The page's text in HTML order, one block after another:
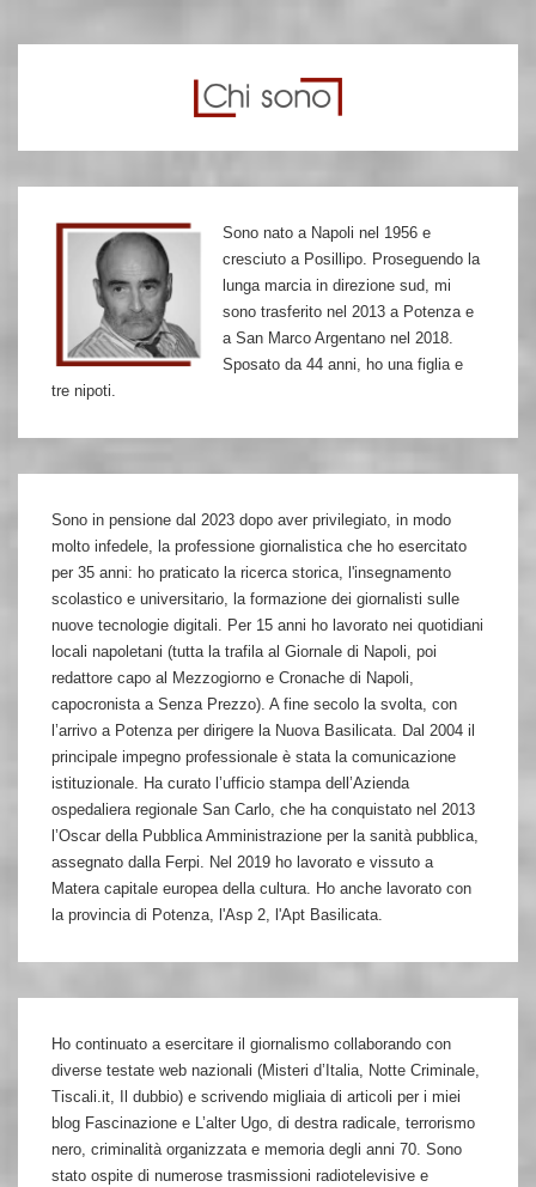
Jung,
perdere
Sono nato a Napoli nel 1956 e
cresciuto a Posillipo. Proseguendo la
lunga marcia in direzione sud, mi
sono trasferito nel 2013 a Potenza e
a San Marco Argentano nel 2018.
Sposato da 44 anni, ho una figlia e
tre nipoti.
Sono in pensione dal 2023 dopo aver privilegiato, in modo
molto infedele, la professione giornalistica che ho esercitato
per 35 anni: ho praticato la ricerca storica, l'insegnamento
scolastico e universitario, la formazione dei giornalisti sulle
nuove tecnologie digitali. Per 15 anni ho lavorato nei quotidiani
locali napoletani (tutta la trafila al Giornale di Napoli, poi
redattore capo al Mezzogiorno e Cronache di Napoli,
capocronista a Senza Prezzo). A fine secolo la svolta, con
l’arrivo a Potenza per dirigere la Nuova Basilicata. Dal 2004 il
principale impegno professionale è stata la comunicazione
istituzionale. Ha curato l’ufficio stampa dell’Azienda
ospedaliera regionale San Carlo, che ha conquistato nel 2013
l’Oscar della Pubblica Amministrazione per la sanità pubblica,
assegnato dalla Ferpi. Nel 2019 ho lavorato e vissuto a
Matera capitale europea della cultura. Ho anche lavorato con
la provincia di Potenza, l'Asp 2, l'Apt Basilicata.
Ho continuato a esercitare il giornalismo collaborando con
diverse testate web nazionali (Misteri d’Italia, Notte Criminale,
Tiscali.it, Il dubbio) e scrivendo migliaia di articoli per i miei
blog Fascinazione e L’alter Ugo, di destra radicale, terrorismo
nero, criminalità organizzata e memoria degli anni 70. Sono
stato ospite di numerose trasmissioni radiotelevisive e